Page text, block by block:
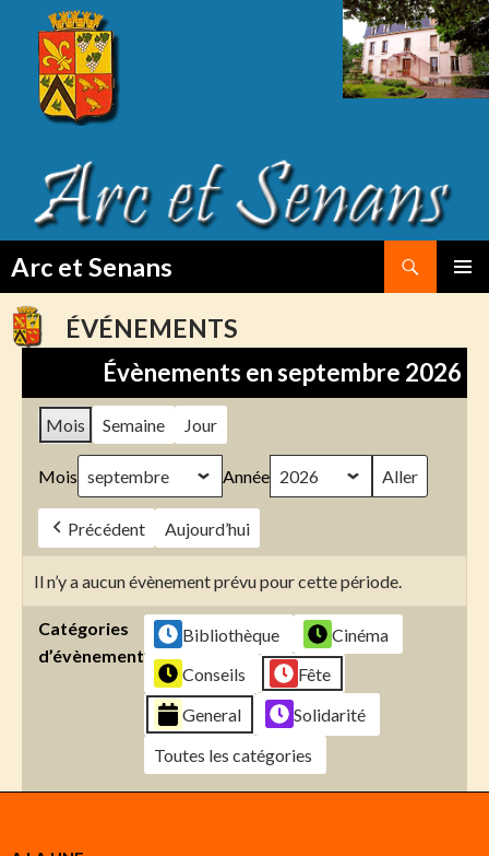
Arc et Senans
TO
CONTENTÉVÉNEMENTS
Évènements en septembre 2026
Mois Semaine Jour
Mois Année
Précédent Aujourd’hui
Il n’y a aucun évènement prévu pour cette période.
Catégories
d’évènement
Bibliothèque
Cinéma
Conseils
Fête
General
Solidarité
Toutes les catégories
Créer